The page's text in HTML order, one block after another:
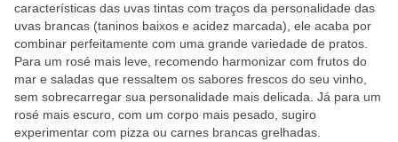
características das uvas tintas com traços da personalidade das
uvas brancas (taninos baixos e acidez marcada), ele acaba por
combinar perfeitamente com uma grande variedade de pratos.
Para um rosé mais leve, recomendo harmonizar com frutos do
mar e saladas que ressaltem os sabores frescos do seu vinho,
sem sobrecarregar sua personalidade mais delicada. Já para um
rosé mais escuro, com um corpo mais pesado, sugiro
experimentar com pizza ou carnes brancas grelhadas.